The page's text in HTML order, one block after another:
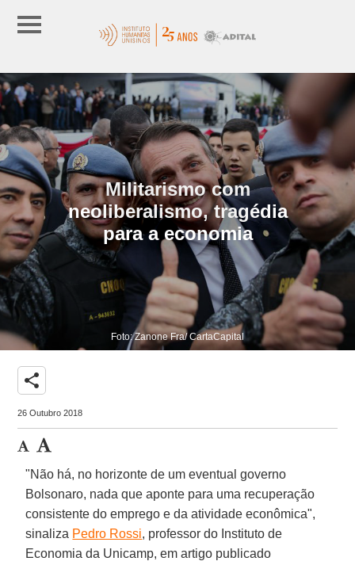
Militarismo com
neoliberalismo, tragédia
para a economia
Foto: Zanone Fra/ CartaCapital
share
26 Outubro 2018
"Não há, no horizonte de um eventual governo
Bolsonaro, nada que aponte para uma recuperação
consistente do emprego e da atividade econômica",
sinaliza Pedro Rossi, professor do Instituto de
Economia da Unicamp, em artigo publicado